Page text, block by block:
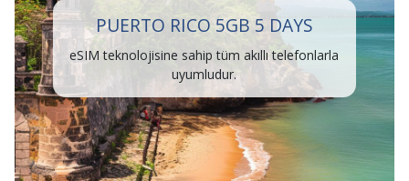
PUERTO RICO 5GB 5 DAYS
eSIM teknolojisine sahip tüm akıllı telefonlarla
uyumludur.